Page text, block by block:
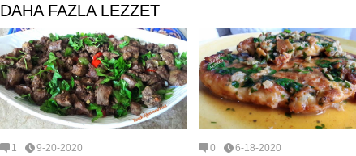
DAHA FAZLA LEZZET
1 9-20-2020 0 6-18-2020